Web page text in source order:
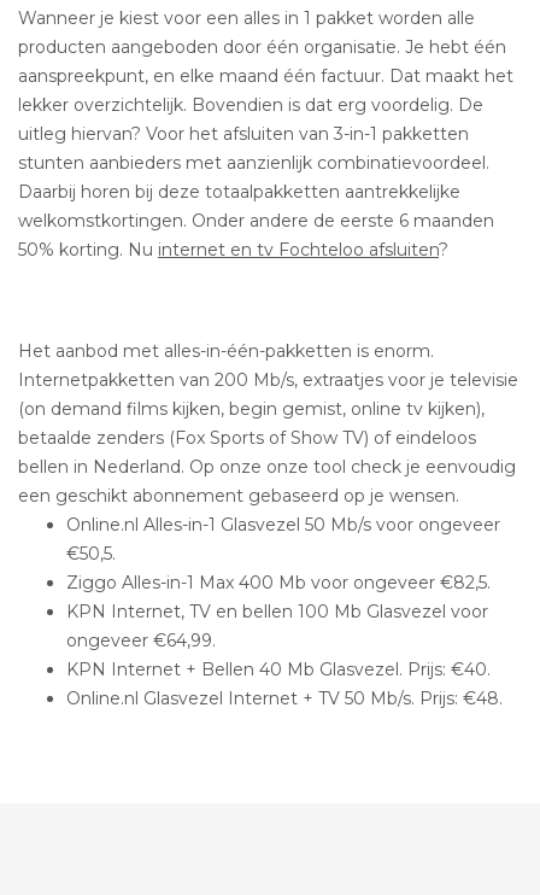
Wanneer je kiest voor een alles in 1 pakket worden alle
producten aangeboden door één organisatie. Je hebt één
aanspreekpunt, en elke maand één factuur. Dat maakt het
lekker overzichtelijk. Bovendien is dat erg voordelig. De
uitleg hiervan? Voor het afsluiten van 3-in-1 pakketten
stunten aanbieders met aanzienlijk combinatievoordeel.
Daarbij horen bij deze totaalpakketten aantrekkelijke
welkomstkortingen. Onder andere de eerste 6 maanden
50% korting. Nu internet en tv Fochteloo afsluiten?
Het aanbod met alles-in-één-pakketten is enorm.
Internetpakketten van 200 Mb/s, extraatjes voor je televisie
(on demand films kijken, begin gemist, online tv kijken),
betaalde zenders (Fox Sports of Show TV) of eindeloos
bellen in Nederland. Op onze onze tool check je eenvoudig
een geschikt abonnement gebaseerd op je wensen.
Online.nl Alles-in-1 Glasvezel 50 Mb/s voor ongeveer
€50,5.
Ziggo Alles-in-1 Max 400 Mb voor ongeveer €82,5.
KPN Internet, TV en bellen 100 Mb Glasvezel voor
ongeveer €64,99.
KPN Internet + Bellen 40 Mb Glasvezel. Prijs: €40.
Online.nl Glasvezel Internet + TV 50 Mb/s. Prijs: €48.